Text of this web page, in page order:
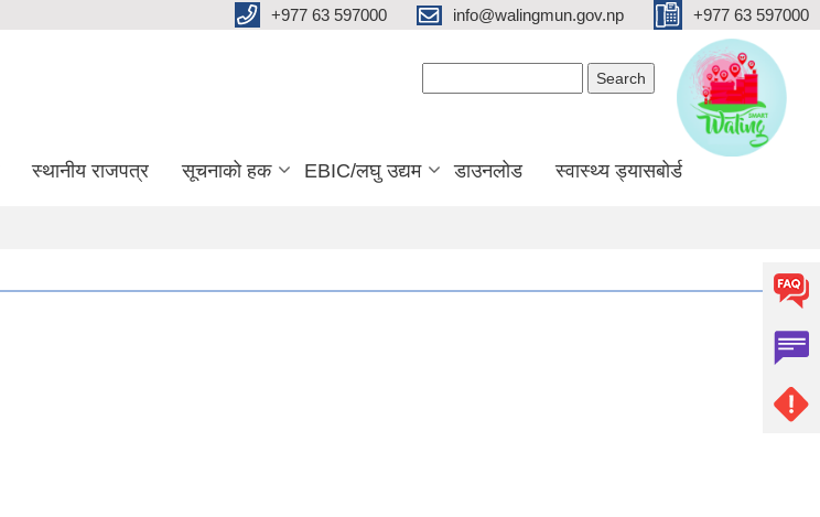
+977 63 597000 info@walingmun.gov.np +977 63 597000
स्थानीय राजपत्र सूचनाको हक EBIC/लघु उद्यम डाउनलोड स्वास्थ्य ड्यासबोर्ड